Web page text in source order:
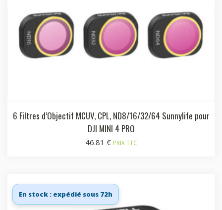
6 Filtres d’Objectif MCUV, CPL, ND8/16/32/64 Sunnylife pour
DJI MINI 4 PRO
46.81 € PRIX TTC
En stock : expédié sous 72h